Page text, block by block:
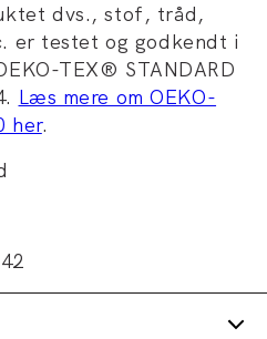
dvs., stof, tråd,
er testet og godkendt i
TEX® STANDARD
Læs mere om OEKO-
her.